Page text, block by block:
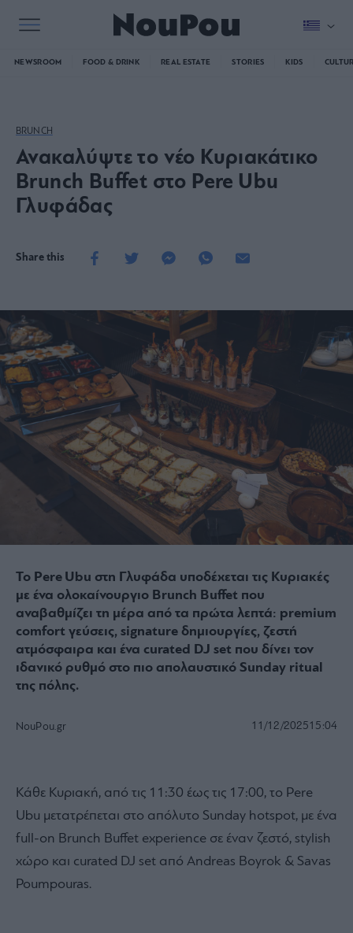
NEWSROOM FOOD & DRINK REAL ESTATE STORIES KIDS
BRUNCH
Ανακαλύψτε το νέο Κυριακάτικο
Brunch Buffet στο Pere Ubu
Γλυφάδας
Share this
Το Pere Ubu στη Γλυφάδα υποδέχεται τις Κυριακές
με ένα ολοκαίνουργιο Brunch Buffet που
αναβαθμίζει τη μέρα από τα πρώτα λεπτά: premium
comfort γεύσεις, signature δημιουργίες, ζεστή
ατμόσφαιρα και ένα curated DJ set που δίνει τον
ιδανικό ρυθμό στο πιο απολαυστικό Sunday ritual
της πόλης.
NouPou.gr 11/12/202515:04
Κάθε Κυριακή, από τις 11:30 έως τις 17:00, το Pere
Ubu μετατρέπεται στο απόλυτο Sunday hotspot, με ένα
full-on Brunch Buffet experience σε έναν ζεστό, stylish
χώρο και curated DJ set από Andreas Boyrok & Savas
Poumpouras.